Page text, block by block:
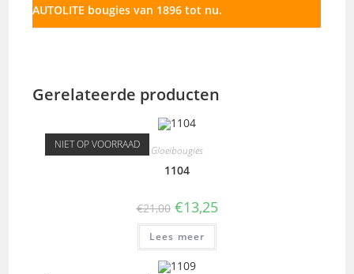
AUTOLITE bougies van 1896 tot nu.
Gerelateerde producten
NIET OP VOORRAAD Gloeibougies
1104
€21,00 €13,25
Lees meer